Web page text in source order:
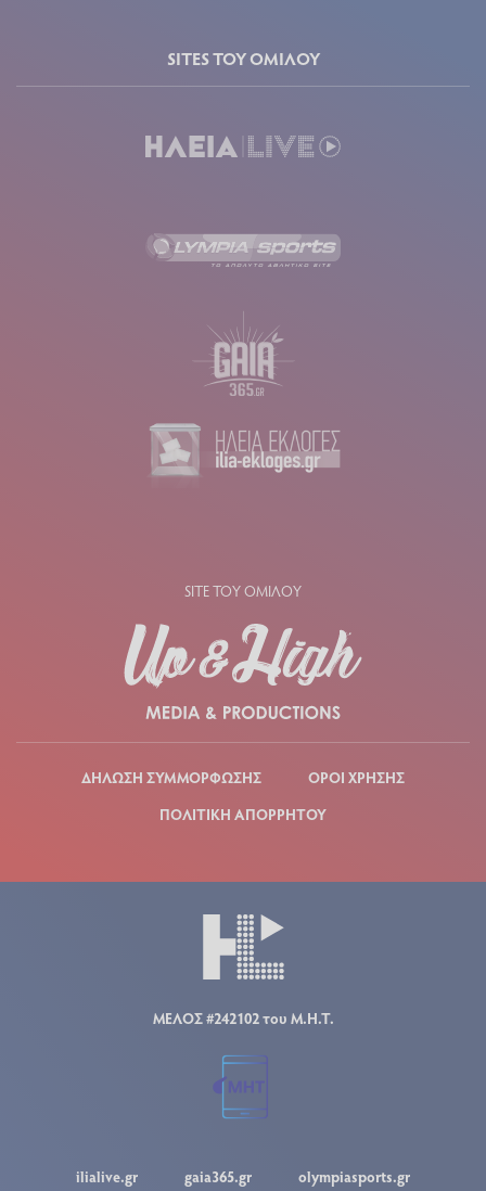
SITES ΤΟΥ ΟΜΙΛΟΥ
SITE ΤΟΥ ΟΜΙΛΟΥ
ΔΗΛΩΣΗ ΣΥΜΜΟΡΦΩΣΗΣ
ΟΡΟΙ ΧΡΗΣΗΣ
ΠΟΛΙΤΙΚΗ ΑΠΟΡΡΗΤΟΥ
ΜΕΛΟΣ #242102 του Μ.Η.Τ.
ilialive.gr gaia365.gr olympiasports.gr